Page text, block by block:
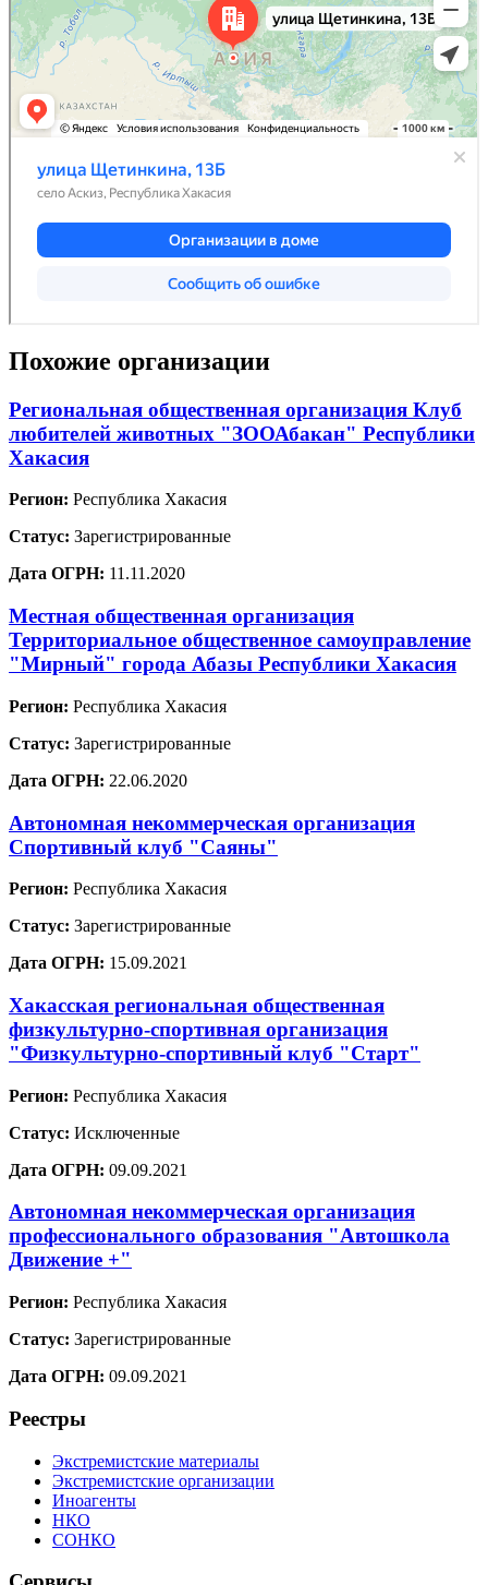
Похожие организации
Региональная общественная организация Клуб
любителей животных "ЗООАбакан" Республики
Хакасия
Регион: Республика Хакасия
Статус: Зарегистрированные
Дата ОГРН: 11.11.2020
Местная общественная организация
Территориальное общественное самоуправление
"Мирный" города Абазы Республики Хакасия
Регион: Республика Хакасия
Статус: Зарегистрированные
Дата ОГРН: 22.06.2020
Автономная некоммерческая организация
Спортивный клуб "Саяны"
Регион: Республика Хакасия
Статус: Зарегистрированные
Дата ОГРН: 15.09.2021
Хакасская региональная общественная
физкультурно-спортивная организация
"Физкультурно-спортивный клуб "Старт"
Регион: Республика Хакасия
Статус: Исключенные
Дата ОГРН: 09.09.2021
Автономная некоммерческая организация
профессионального образования "Автошкола
Движение +"
Регион: Республика Хакасия
Статус: Зарегистрированные
Дата ОГРН: 09.09.2021
Реестры
Экстремистские материалы
Экстремистские организации
Иноагенты
НКО
СОНКО